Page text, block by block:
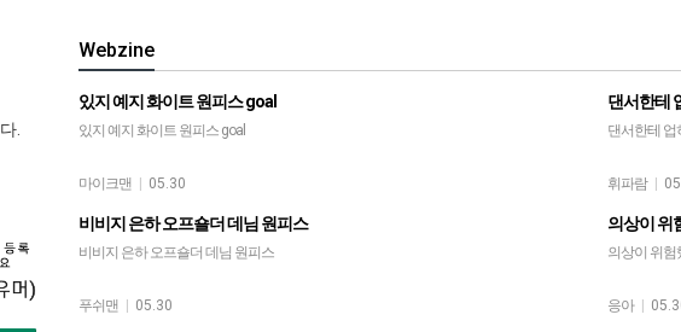
Webzine
있지 예지 화이트 원피스 goal
있지 예지 화이트 원피스 goal
마이크맨 05.30
댄서한테
댄서한테 업
휘파람
비비지 은하 오프숄더 데님 원피스
비비지 은하 오프숄더 데님 원피스
푸쉬맨 05.30
의상이 위
의상이 위험
응아
.